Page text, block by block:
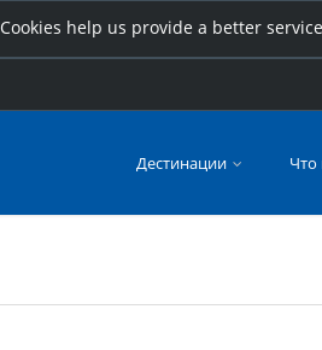
Cookies help us provide a better service
Дестинации Что